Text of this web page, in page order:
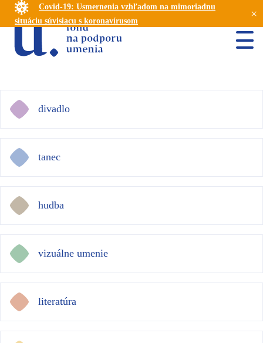
Covid-19: Usmernenia vzhľadom na mimoriadnu
situáciu súvisiacu s koronavírusom
×
divadlo
tanec
hudba
vizuálne umenie
literatúra